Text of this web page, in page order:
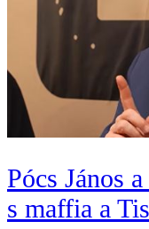
Pócs János
s maffia a